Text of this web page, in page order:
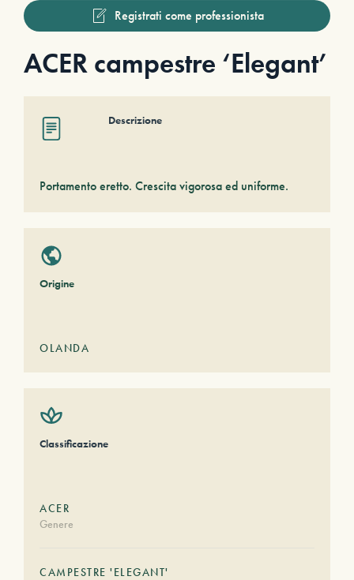
Registrati come professionista
ACER campestre ‘Elegant’
Descrizione
Portamento eretto. Crescita vigorosa ed uniforme.
Origine
OLANDA
Classificazione
ACER
Genere
CAMPESTRE 'ELEGANT'